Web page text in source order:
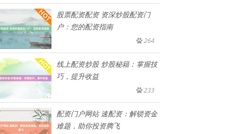
股票配资配资 资深炒股配资门
户：您的配资指南
264
线上配资炒股 炒股秘籍：掌握技
巧，提升收益
233
配资门户网站 速配资：解锁资金
难题，助你投资腾飞